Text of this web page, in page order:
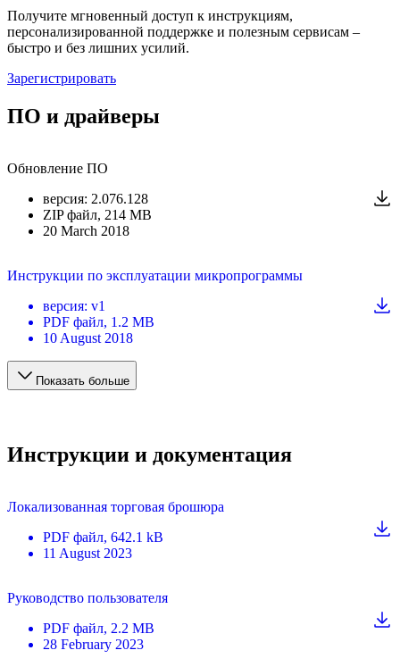
Получите мгновенный доступ к инструкциям,
персонализированной поддержке и полезным сервисам –
быстро и без лишних усилий.
Зарегистрировать
ПО и драйверы
Обновление ПО
версия: 2.076.128
ZIP файл, 214 MB
20 March 2018
Инструкции по эксплуатации микропрограммы
версия: v1
PDF файл, 1.2 MB
10 August 2018
Показать больше
Инструкции и документация
Локализованная торговая брошюра
PDF файл, 642.1 kB
11 August 2023
Руководство пользователя
PDF файл, 2.2 MB
28 February 2023